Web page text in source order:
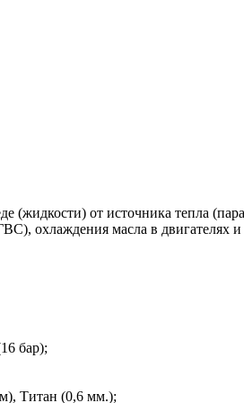
(жидкости) от источника тепла
охлаждения масла в двигателях
бар);
Титан (0,6 мм.);